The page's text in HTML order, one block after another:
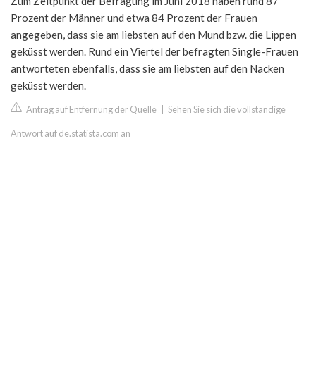
Prozent der Männer und etwa 84 Prozent der Frauen
angegeben, dass sie am liebsten auf den Mund bzw. die Lippen
geküsst werden. Rund ein Viertel der befragten Single-Frauen
antworteten ebenfalls, dass sie am liebsten auf den Nacken
geküsst werden.
Antrag auf Entfernung der Quelle Sehen Sie sich die vollständige
Antwort auf de.statista.com an